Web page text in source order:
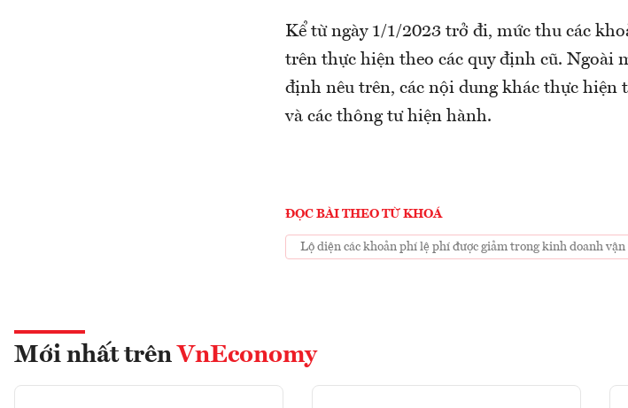
Kể từ ngày 1/1/2023 trở đi, mức thu các
trên thực hiện theo các quy định cũ. Ngoài
định nêu trên, các nội dung khác thực
và các thông tư hiện hành.
ĐỌC BÀI THEO TỪ KHOÁ
Lộ diện các khoản phí lệ phí được giảm trong kinh doanh
Mới nhất trên VnEconomy